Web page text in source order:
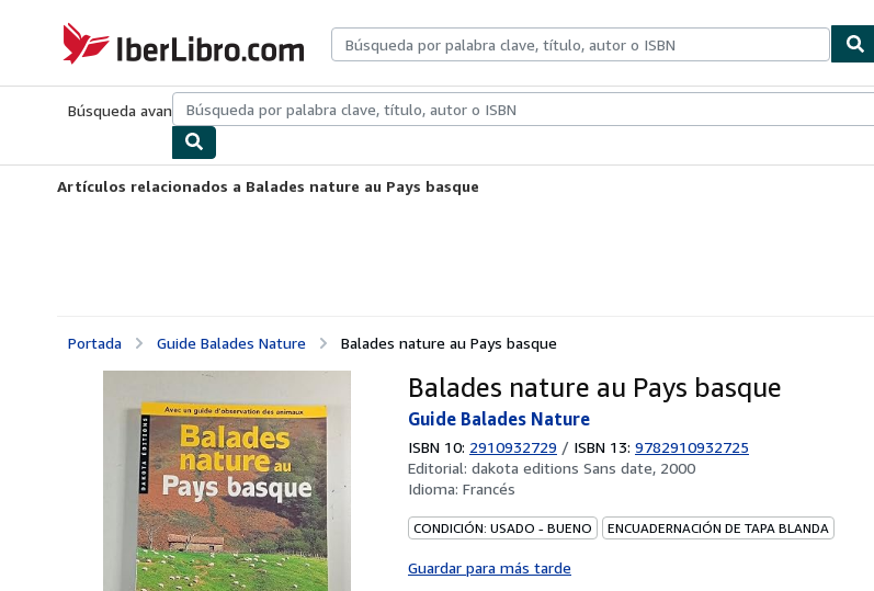
IberLibro.com
Búsqueda avanzadaColecciones Libros antiguosArte y coleccionismo
Artículos relacionados a Balades nature au Pays basque
Portada Guide Balades Nature Balades nature au Pays basque
Balades nature au Pays basque
Guide Balades Nature
ISBN 10: 2910932729 / ISBN 13: 9782910932725
Editorial: dakota editions Sans date, 2000
Idioma: Francés
CONDICIÓN: USADO - BUENO ENCUADERNACIÓN DE TAPA BLANDA
Guardar para más tarde